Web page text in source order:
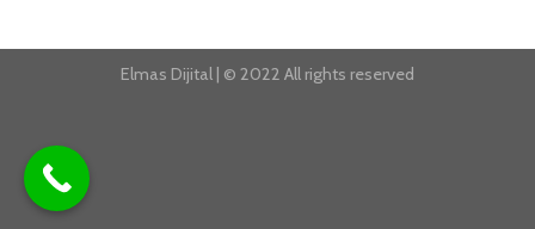
Elmas Dijital | © 2022 All rights reserved